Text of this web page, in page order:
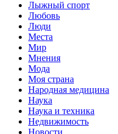
Лыжный спорт
Любовь
Люди
Места
Мир
Мнения
Мода
Моя страна
Народная медицина
Наука
Наука и техника
Недвижимость